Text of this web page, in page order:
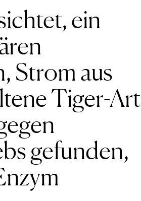
ein
Strom aus
Tiger-Art
gefunden,